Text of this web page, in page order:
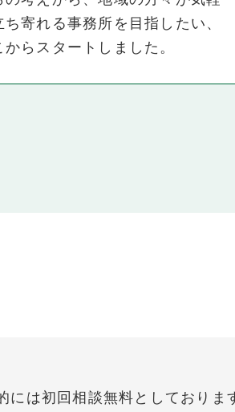
ち寄れる事務所を目指したい、
からスタートしました。
は初回相談無料としておりま